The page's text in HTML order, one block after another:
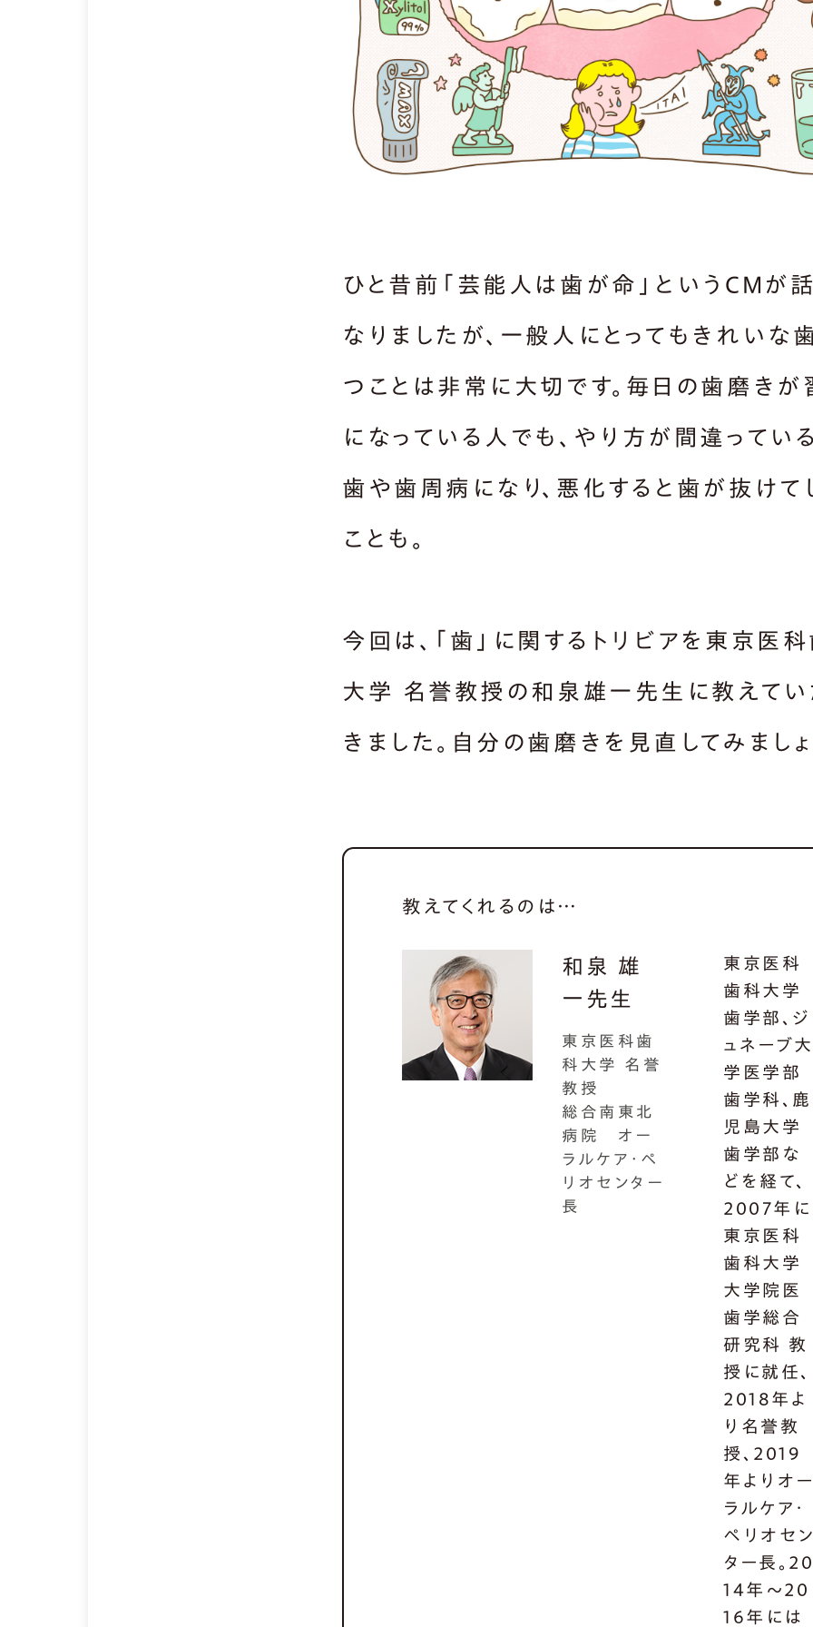
ひと昔前「芸能人は歯が命」というCMが
なりましたが、一般人にとってもきれいな
つことは非常に大切です。毎日の歯磨きが
になっている人でも、やり方が間違ってい
歯や歯周病になり、悪化すると歯が抜けて
ことも。
今回は、「歯」に関するトリビアを東京医
大学 名誉教授の和泉雄一先生に教えて
きました。自分の歯磨きを見直してみましょ
教えてくれるのは…
和泉 雄
一先生
東京医科歯
科大学 名誉
教授
総合南東北
病院 オー
ラルケア・ペ
リオセンター
長
東京医科
歯科大学
歯学部、ジ
ュネーブ
学医学部
歯学科、鹿
児島大学
歯学部な
どを経て、
2007年に
東京医科
歯科大学
大学院医
歯学総合
研究科 教
授に就任、
2018年よ
り名誉教
授、2019
年よりオ
ラルケア・
ペリオセ
ター長。
14年～20
16年には